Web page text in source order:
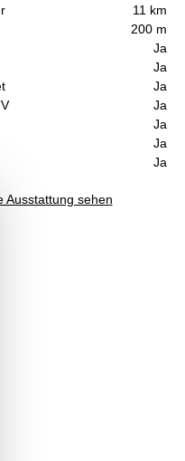
11 km
200 m
Ja
Ja
Ja
Ja
Ja
Ja
Ja
Ausstattung sehen